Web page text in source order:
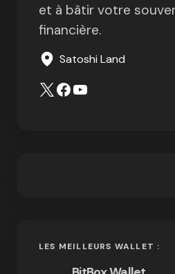
et à bâtir votre
financière.
Satoshi Land
LES MEILLEURS WALLET :